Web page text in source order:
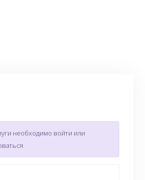
необходимо войти или